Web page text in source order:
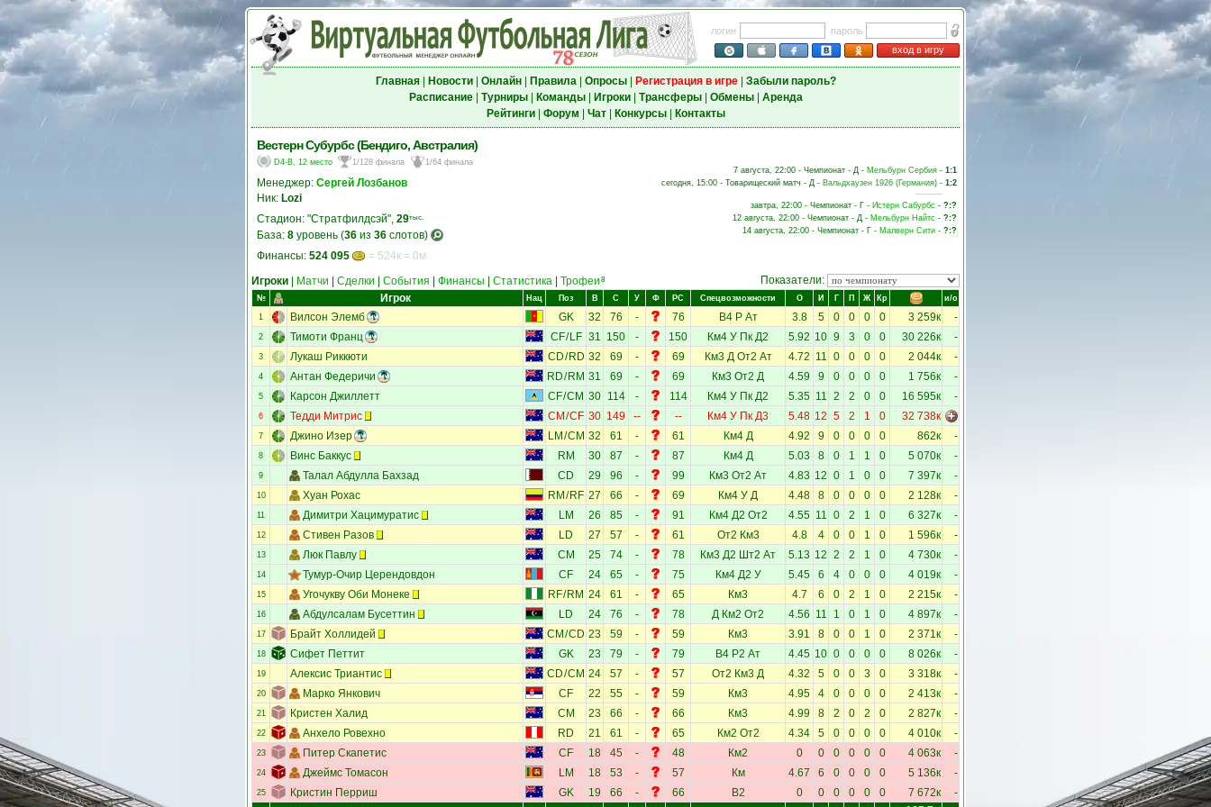
логин
пароль
вход в игру
Главная| Новости| Онлайн| Правила| Опросы| Регистрация в игре| Забыли пароль?
Расписание| Турниры| Команды| Игроки| Трансферы| Обмены| Аренда
Рейтинги| Форум Чат| Конкурсы| Контакты
Вестерн Субурбс (Бендиго, Австралия)
D4-B, 12 место 1/128 финала 1/64 финала
Менеджер: Сергей Лозбанов
Ник: Lozi
Стадион: "Стратфилдсэй", 29тыс.
База: 8 уровень (36 из 36 слотов)
Финансы: 524 095 = 524к = 0м
7 августа, 22:00 - Чемпионат - Д - Мельбурн Сербия - 1:1
сегодня, 15:00 - Товарищеский матч - Д - Вальдхаузен 1926 (Германия) - 1:2
завтра, 22:00 - Чемпионат - Г - Истерн Сабурбс - ?:?
12 августа, 22:00 - Чемпионат - Д - Мельбурн Найтс - ?:?
14 августа, 22:00 - Чемпионат - Г - Малверн Сити - ?:?
Игроки Матчи Сделки События Финансы Статистика Трофеи 8 Показатели:
№ Игрок Нац Поз В С У Ф РС Спецвозможности О И Г П Ж Кр и/о
1 Вилсон Элемб GK 32 76 - 76 В4 Р Ат 3.8 5 0 0 0 0 3 259к -
2 Тимоти Франц CF/LF 31 150 - 150 Км4 У Пк Д2 5.92 10 9 3 0 0 30 226к -
3 Лукаш Риккюти CD/RD 32 69 - 69 Км3 Д От2 Ат 4.72 11 0 0 0 0 2 044к -
4 Антан Федеричи RD/ RM 31 69 - 69 Км3 От2 Д 4.59 9 0 0 0 0 1 756к -
5 Карсон Джиллетт CF/CM 30 114 - 114 Км4 У Пк Д2 5.35 11 2 2 0 0 16 595к -
6 Тедди Митрис CM /CF 30 149 -- -- Км4 У Пк Д3 5.48 12 5 2 1 0 32 738к
7 Джино Изер LM /CM 32 61 - 61 Км4 Д 4.92 9 0 0 0 0 862к -
8 Винс Баккус RM 30 87 - 87 Км4 Д 5.03 8 0 1 1 0 5 070к -
9 Талал Абдулла Бахзад CD 29 96 - 99 Км3 От2 Ат 4.83 12 0 1 0 0 7 397к -
10 Хуан Рохас RM / RF 27 66 - 69 Км4 У Д 4.48 8 0 0 0 0 2 128к -
11 Димитри Хацимуратис LM 26 85 - 91 Км4 Д2 От2 4.55 11 0 2 1 0 6 327к -
12 Стивен Разов LD 27 57 - 61 От2 Км3 4.8 4 0 0 1 0 1 596к -
13 Люк Павлу CM 25 74 - 78 Км3 Д2 Шт2 Ат 5.13 12 2 2 1 0 4 730к -
14 Тумур-Очир Церендовдон CF 24 65 - 75 Км4 Д2 У 5.45 6 4 0 0 0 4 019к -
15 Угочукву Оби Монеке RF/ RM 24 61 - 65 Км3 4.7 6 0 2 1 0 2 215к -
16 Абдулсалам Бусеттин LD 24 76 - 78 Д Км2 От2 4.56 11 1 0 1 0 4 897к -
17 Брайт Холлидей CM /CD 23 59 - 59 Км3 3.91 8 0 0 1 0 2 371к -
18 Сифет Петтит GK 23 79 - 79 В4 Р2 Ат 4.45 10 0 0 0 0 8 026к -
19 Алексис Триантис CD/CM 24 57 - 57 От2 Км3 Д 4.32 5 0 0 3 0 3 318к -
20 Марко Янкович CF 22 55 - 59 Км3 4.95 4 0 0 0 0 2 413к -
21 Кристен Халид CM 23 66 - 66 Км3 4.99 8 2 0 2 0 2 827к -
22 Анхело Ровехно RD 21 61 - 65 Км2 От2 4.34 5 0 0 0 0 4 010к -
23 Питер Скапетис CF 18 45 - 48 Км2 0 0 0 0 0 0 4 063к -
24 Джеймс Томасон LM 18 53 - 57 Км 4.67 6 0 0 0 0 5 136к -
25 Кристин Перриш GK 19 66 - 66 В2 0 0 0 0 0 0 7 672к -